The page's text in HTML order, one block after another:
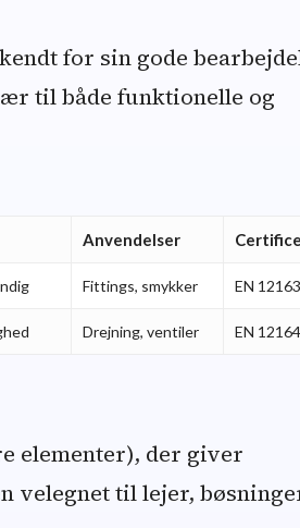
for sin gode
til både funktionelle og
Anvendelser
Fittings, smykker EN 12163
Drejning, ventiler EN 12164
elementer), der giver
velegnet til lejer,